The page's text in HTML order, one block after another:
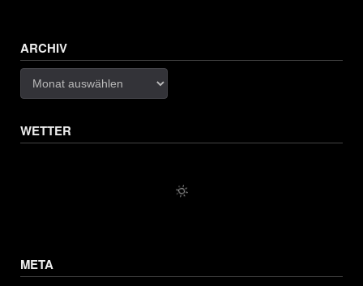
ARCHIV
WETTER
META